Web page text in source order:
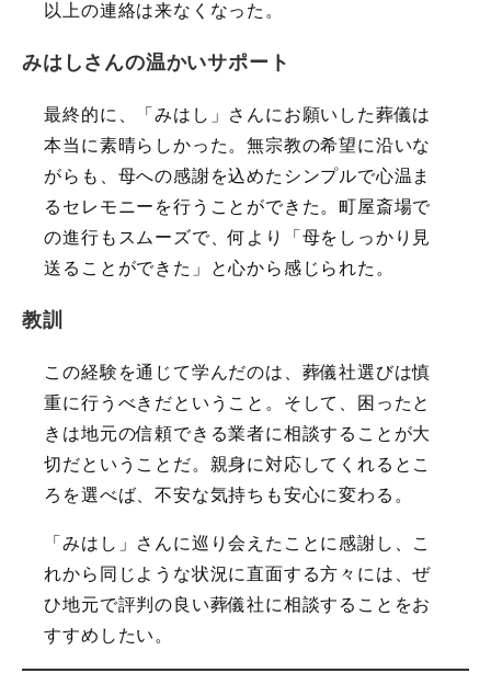
以上の連絡は来なくなった。
みはしさんの温かいサポート
最終的に、「みはし」さんにお願いした葬儀は
本当に素晴らしかった。無宗教の希望に沿いな
がらも、母への感謝を込めたシンプルで心温ま
るセレモニーを行うことができた。町屋斎場で
の進行もスムーズで、何より「母をしっかり見
送ることができた」と心から感じられた。
教訓
この経験を通じて学んだのは、葬儀社選びは慎
重に行うべきだということ。そして、困ったと
きは地元の信頼できる業者に相談することが大
切だということだ。親身に対応してくれるとこ
ろを選べば、不安な気持ちも安心に変わる。
「みはし」さんに巡り会えたことに感謝し、こ
れから同じような状況に直面する方々には、ぜ
ひ地元で評判の良い葬儀社に相談することをお
すすめしたい。